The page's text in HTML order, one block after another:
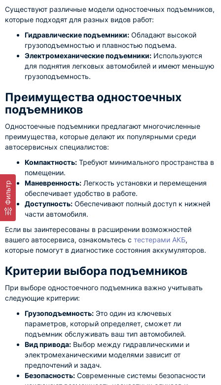
Фильтр
Существуют различные модели одностоечных подъемников,
которые подходят для разных видов работ:
Гидравлические подъемники: Обладают высокой
грузоподъемностью и плавностью подъема.
Электромеханические подъемники: Используются
для поднятия легковых автомобилей и имеют меньшую
грузоподъемность.
Преимущества одностоечных
подъемников
Одностоечные подъемники предлагают многочисленные
преимущества, которые делают их популярными среди
автосервисных специалистов:
Компактность: Требуют минимального пространства в
помещении.
Маневренность: Легкость установки и перемещения
обеспечивает удобство в работе.
Доступность: Обеспечивают полный доступ к нижней
части автомобиля.
Если вы заинтересованы в расширении возможностей
вашего автосервиса, ознакомьтесь с тестерами АКБ,
которые помогут в диагностике состояния аккумуляторов.
Критерии выбора подъемников
При выборе одностоечного подъемника важно учитывать
следующие критерии:
Грузоподъемность: Это один из ключевых
параметров, который определяет, сможет ли
подъемник обслуживать ваш тип автомобилей.
Вид привода: Выбор между гидравлическими и
электромеханическими моделями зависит от
предпочтений и задач.
Безопасность: Современные системы безопасности